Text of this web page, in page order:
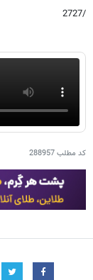
/2727
کد مطلب288957